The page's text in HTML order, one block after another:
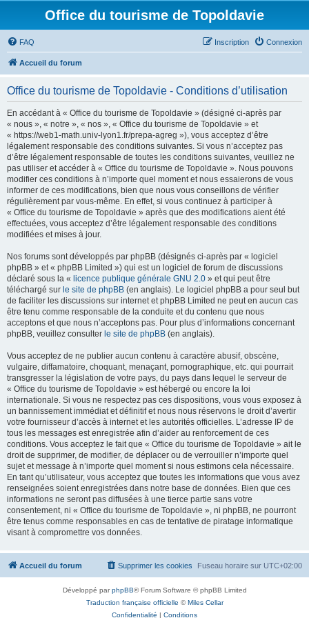
Office du tourisme de Topoldavie
FAQ Connexion
Inscription
Accueil du forum
Office du tourisme de Topoldavie - Conditions d’utilisation
En accédant à « Office du tourisme de Topoldavie » (désigné ci-après par
« nous », « notre », « nos », « Office du tourisme de Topoldavie » et
« https://web1-math.univ-lyon1.fr/prepa-agreg »), vous acceptez d’être
légalement responsable des conditions suivantes. Si vous n’acceptez pas
d’être légalement responsable de toutes les conditions suivantes, veuillez ne
pas utiliser et accéder à « Office du tourisme de Topoldavie ». Nous pouvons
modifier ces conditions à n’importe quel moment et nous essaierons de vous
informer de ces modifications, bien que nous vous conseillons de vérifier
régulièrement par vous-même. En effet, si vous continuez à participer à
« Office du tourisme de Topoldavie » après que des modifications aient été
effectuées, vous acceptez d’être légalement responsable des conditions
modifiées et mises à jour.
Nos forums sont développés par phpBB (désignés ci-après par « logiciel
phpBB » et « phpBB Limited ») qui est un logiciel de forum de discussions
déclaré sous la « licence publique générale GNU 2.0 » et qui peut être
téléchargé sur le site de phpBB (en anglais). Le logiciel phpBB a pour seul but
de faciliter les discussions sur internet et phpBB Limited ne peut en aucun cas
être tenu comme responsable de la conduite et du contenu que nous
acceptons et que nous n’acceptons pas. Pour plus d’informations concernant
phpBB, veuillez consulter le site de phpBB (en anglais).
Vous acceptez de ne publier aucun contenu à caractère abusif, obscène,
vulgaire, diffamatoire, choquant, menaçant, pornographique, etc. qui pourrait
transgresser la législation de votre pays, du pays dans lequel le serveur de
« Office du tourisme de Topoldavie » est hébergé ou encore la loi
internationale. Si vous ne respectez pas ces dispositions, vous vous exposez à
un bannissement immédiat et définitif et nous nous réservons le droit d’avertir
votre fournisseur d’accès à internet et les autorités officielles. L’adresse IP de
tous les messages est enregistrée afin d’aider au renforcement de ces
conditions. Vous acceptez le fait que « Office du tourisme de Topoldavie » ait le
droit de supprimer, de modifier, de déplacer ou de verrouiller n’importe quel
sujet et message à n’importe quel moment si nous estimons cela nécessaire.
En tant qu’utilisateur, vous acceptez que toutes les informations que vous avez
renseignées soient enregistrées dans notre base de données. Bien que ces
informations ne seront pas diffusées à une tierce partie sans votre
consentement, ni « Office du tourisme de Topoldavie », ni phpBB, ne pourront
être tenus comme responsables en cas de tentative de piratage informatique
visant à compromettre vos données.
Accueil du forum Fuseau horaire sur UTC+02:00
Supprimer les cookies
Développé parphpBB® Forum Software © phpBB Limited
Traduction française officielle ©Miles Cellar
Confidentialité | Conditions